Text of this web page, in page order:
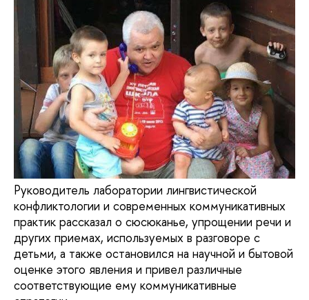
Руководитель лаборатории лингвистической
конфликтологии и современных коммуникативных
практик рассказал о сюсюканье, упрощении речи и
других приемах, используемых в разговоре с
детьми, а также остановился на научной и бытовой
оценке этого явления и привел различные
соответствующие ему коммуникативные